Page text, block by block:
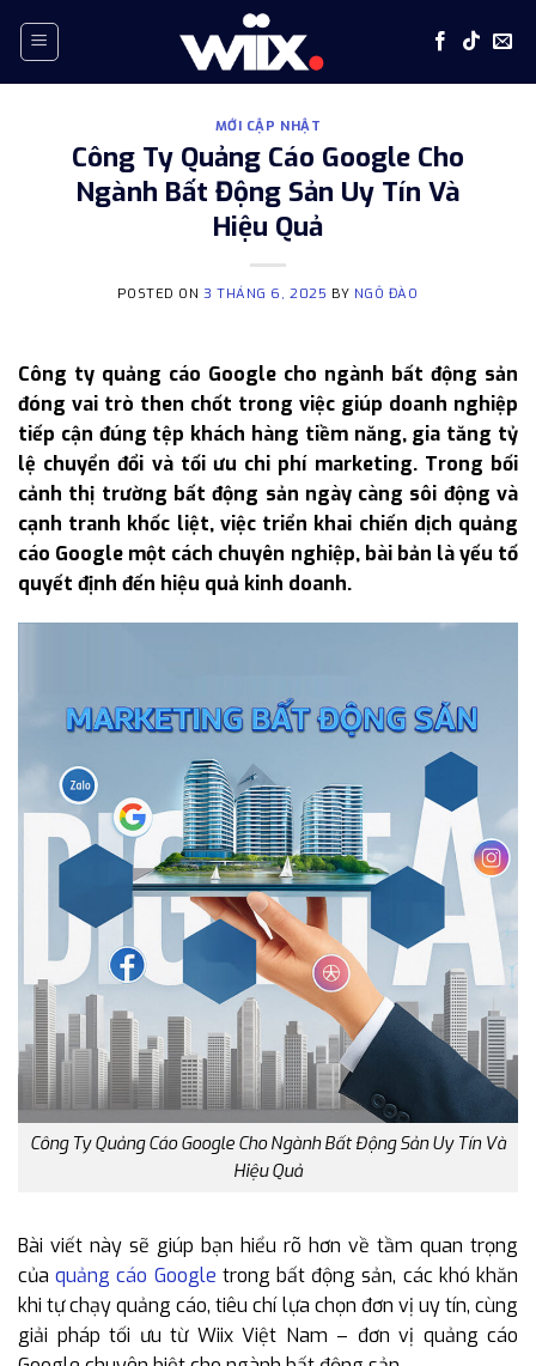
MỚI CẬP NHẬT
Công Ty Quảng Cáo Google Cho
Ngành Bất Động Sản Uy Tín Và
Hiệu Quả
POSTED ON3 THÁNG 6, 2025 BY NGÔ ĐÀO
Công ty quảng cáo Google cho ngành bất động sản
đóng vai trò then chốt trong việc giúp doanh nghiệp
tiếp cận đúng tệp khách hàng tiềm năng, gia tăng tỷ
lệ chuyển đổi và tối ưu chi phí marketing. Trong bối
cảnh thị trường bất động sản ngày càng sôi động và
cạnh tranh khốc liệt, việc triển khai chiến dịch quảng
cáo Google một cách chuyên nghiệp, bài bản là yếu tố
quyết định đến hiệu quả kinh doanh.
Công Ty Quảng Cáo Google Cho Ngành Bất Động Sản Uy Tín Và
Hiệu Quả
Bài viết này sẽ giúp bạn hiểu rõ hơn về tầm quan trọng
củaquảng cáo Google trong bất động sản, các khó khăn
khi tự chạy quảng cáo, tiêu chí lựa chọn đơn vị uy tín, cùng
giải pháp tối ưu từ Wiix Việt Nam – đơn vị quảng cáo